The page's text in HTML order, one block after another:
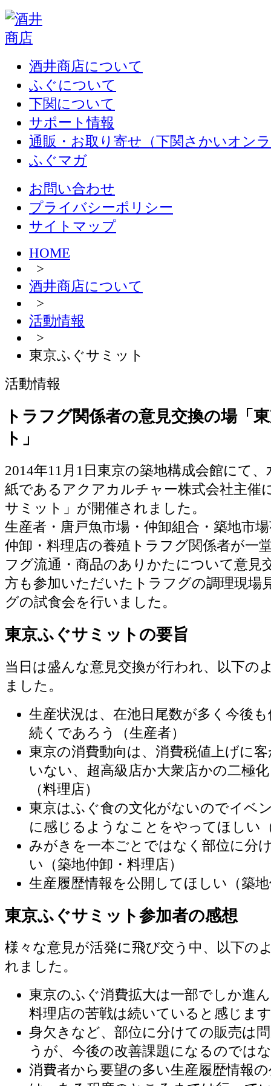
酒井商店について
ふぐについて
下関について
サポート情報
通販・お取り寄せ（下関さかいオン
ふぐマガ
お問い合わせ
プライバシーポリシー
サイトマップ
HOME
>
酒井商店について
>
活動情報
>
東京ふぐサミット
活動情報
トラフグ関係者の意見交換の場「
ト」
2014年11月1日東京の築地構成会館にて
紙であるアクアカルチャー株式会社主催
サミット」が開催されました。
生産者・唐戸魚市場・仲卸組合・築地市
仲卸・料理店の養殖トラフグ関係者が一
フグ流通・商品のありかたについて意見
方も参加いただいたトラフグの調理現場
グの試食会を行いました。
東京ふぐサミットの要旨
当日は盛んな意見交換が行われ、以下の
ました。
生産状況は、在池日尾数が多く今後
続くであろう（生産者）
東京の消費動向は、消費税値上げに
いない、超高級店か大衆店かの二極
（料理店）
東京はふぐ食の文化がないのでイベ
に感じるようなことをやってほしい
みがきを一本ごとではなく部位に分
い（築地仲卸・料理店）
生産履歴情報を公開してほしい（築
東京ふぐサミット参加者の感想
様々な意見が活発に飛び交う中、以下の
れました。
東京のふぐ消費拡大は一部でしか進
料理店の苦戦は続いていると感じます
身欠きなど、部位に分けての販売は
うが、今後の改善課題になるのでは
消費者から要望の多い生産履歴情報